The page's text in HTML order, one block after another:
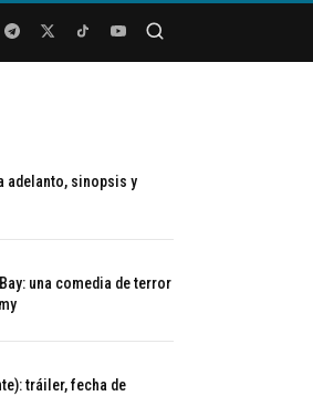
adelanto, sinopsis y
una comedia de terror
tráiler, fecha de